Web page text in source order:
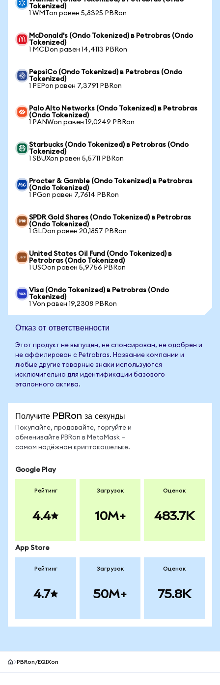
Tokenized)
1 WMTon равен 5,8325 PBRon
McDonald's (Ondo Tokenized) в Petrobras (Ondo
Tokenized)
1 MCDon равен 14,4113 PBRon
PepsiCo (Ondo Tokenized) в Petrobras (Ondo
Tokenized)
1 PEPon равен 7,3791 PBRon
Palo Alto Networks (Ondo Tokenized) в Petrobras
(Ondo Tokenized)
1 PANWon равен 19,0249 PBRon
Starbucks (Ondo Tokenized) в Petrobras (Ondo
Tokenized)
1 SBUXon равен 5,5711 PBRon
Procter & Gamble (Ondo Tokenized) в Petrobras
(Ondo Tokenized)
1 PGon равен 7,7614 PBRon
SPDR Gold Shares (Ondo Tokenized) в Petrobras
(Ondo Tokenized)
1 GLDon равен 20,1857 PBRon
United States Oil Fund (Ondo Tokenized) в
Petrobras (Ondo Tokenized)
1 USOon равен 5,9756 PBRon
Visa (Ondo Tokenized) в Petrobras (Ondo
Tokenized)
1 Von равен 19,2308 PBRon
Отказ от ответственности
Этот продукт не выпущен, не спонсирован, не одобрен и
не аффилирован с Petrobras. Название компании и
любые другие товарные знаки используются
исключительно для идентификации базового
эталонного актива.
Получите PBRon за секунды
Покупайте, продавайте, торгуйте и
обменивайте PBRon в MetaMask —
самом надёжном криптокошельке.
Google Play
Рейтинг
4.4
Загрузок
10M+
Оценок
483.7K
App Store
Рейтинг
4.7
Загрузок
50M+
Оценок
75.8K
PBRon/EQIXon